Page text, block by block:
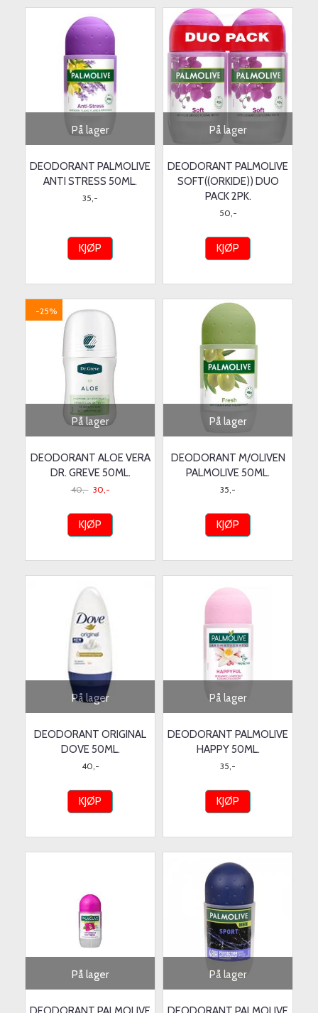
På lager
DEODORANT PALMOLIVE
ANTI STRESS 50ML.
35,-
KJØP
På lager
DEODORANT PALMOLIVE
SOFT((ORKIDE)) DUO
PACK 2PK.
50,-
KJØP
På lager
-25%
DEODORANT ALOE VERA
DR. GREVE 50ML.
40,- 30,-
KJØP
På lager
DEODORANT M/OLIVEN
PALMOLIVE 50ML.
35,-
KJØP
På lager
DEODORANT ORIGINAL
DOVE 50ML.
40,-
KJØP
På lager
DEODORANT PALMOLIVE
HAPPY 50ML.
35,-
KJØP
På lager På lager